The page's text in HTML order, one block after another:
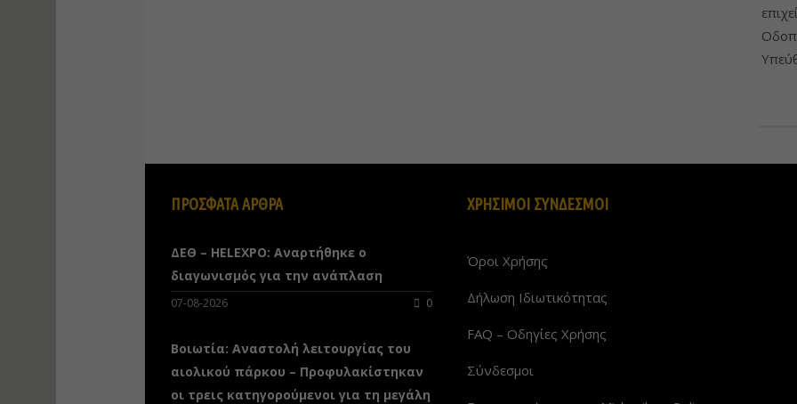
ΠΡΟΣΦΑΤΑ ΑΡΘΡΑ
ΔΕΘ – HELEXPO: Αναρτήθηκε ο
διαγωνισμός για την ανάπλαση
07-08-2026 0
Βοιωτία: Αναστολή λειτουργίας του
αιολικού πάρκου – Προφυλακίστηκαν
οι τρεις κατηγορούμενοι για τη μεγάλη
ΧΡΗΣΙΜΟΙ ΣΥΝΔΕΣΜΟΙ
Όροι Χρήσης
Δήλωση Ιδιωτικότητας
FAQ – Οδηγίες Χρήσης
Σύνδεσμοι